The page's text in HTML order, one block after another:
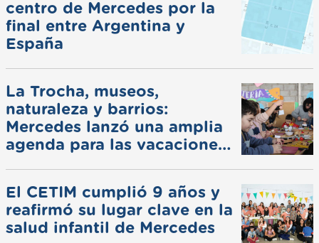
centro de Mercedes por la
final entre Argentina y
España
La Trocha, museos,
naturaleza y barrios:
Mercedes lanzó una amplia
agenda para las vacaciones
El CETIM cumplió 9 años y
reafirmó su lugar clave en la
salud infantil de Mercedes